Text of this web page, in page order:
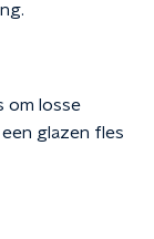
om losse
glazen fles